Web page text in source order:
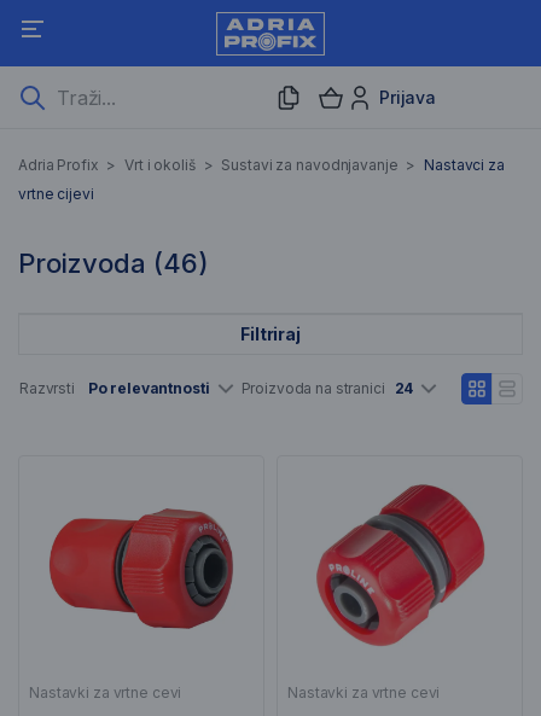
Prijava
Nastavci za vrtne cijevi
Adria Profix > Vrt i okoliš > Sustavi za navodnjavanje > Nastavci za
vrtne cijevi
Proizvoda (46)
46 Rezultati pretraživanja
Filtriraj
Popis artikala
Razvrsti Po relevantnosti Proizvoda na stranici 24
Nastavki za vrtne cevi Nastavki za vrtne cevi